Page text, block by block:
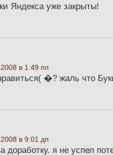
Яндекса уже закрыты!
в 1:49 пп
�? жаль что
в 9:01 дп
доработку. я не успел